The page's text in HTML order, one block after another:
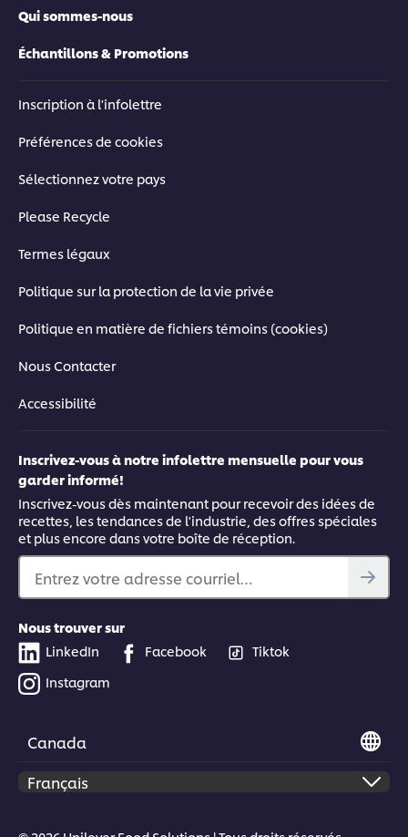
Qui sommes-nous
Échantillons & Promotions
Inscription à l'infolettre
Préférences de cookies
Sélectionnez votre pays
Please Recycle
Termes légaux
Politique sur la protection de la vie privée
Politique en matière de fichiers témoins (cookies)
Nous Contacter
Accessibilité
Inscrivez-vous à notre infolettre mensuelle pour vous
garder informé!
Inscrivez-vous dès maintenant pour recevoir des idées de
recettes, les tendances de l'industrie, des offres spéciales
et plus encore dans votre boîte de réception.
Entrez votre adresse courriel…
Nous trouver sur
LinkedIn
Facebook
Tiktok
Instagram
Canada